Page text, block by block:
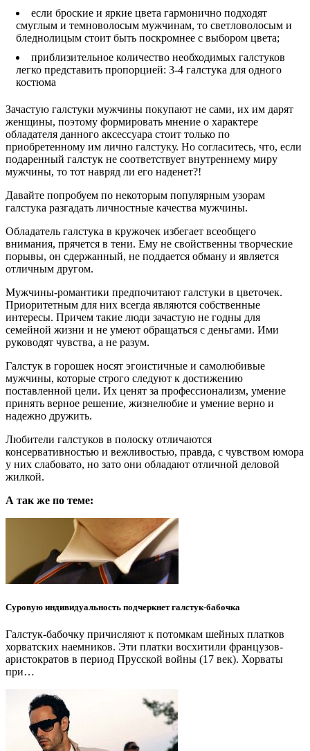
если броские и яркие цвета гармонично подходят
смуглым и темноволосым мужчинам, то светловолосым и
бледнолицым стоит быть поскромнее с выбором цвета;
приблизительное количество необходимых галстуков
легко представить пропорцией: 3-4 галстука для одного
костюма
Зачастую галстуки мужчины покупают не сами, их им дарят
женщины, поэтому формировать мнение о характере
обладателя данного аксессуара стоит только по
приобретенному им лично галстуку. Но согласитесь, что, если
подаренный галстук не соответствует внутреннему миру
мужчины, то тот навряд ли его наденет?!
Давайте попробуем по некоторым популярным узорам
галстука разгадать личностные качества мужчины.
Обладатель галстука в кружочек избегает всеобщего
внимания, прячется в тени. Ему не свойственны творческие
порывы, он сдержанный, не поддается обману и является
отличным другом.
Мужчины-романтики предпочитают галстуки в цветочек.
Приоритетным для них всегда являются собственные
интересы. Причем такие люди зачастую не годны для
семейной жизни и не умеют обращаться с деньгами. Ими
руководят чувства, а не разум.
Галстук в горошек носят эгоистичные и самолюбивые
мужчины, которые строго следуют к достижению
поставленной цели. Их ценят за профессионализм, умение
принять верное решение, жизнелюбие и умение верно и
надежно дружить.
Любители галстуков в полоску отличаются
консервативностью и вежливостью, правда, с чувством юмора
у них слабовато, но зато они обладают отличной деловой
жилкой.
А так же по теме:
Суровую индивидуальность подчеркнет галстук-бабочка
Галстук-бабочку причисляют к потомкам шейных платков
хорватских наемников. Эти платки восхитили французов-
аристократов в период Прусской войны (17 век). Хорваты
при…